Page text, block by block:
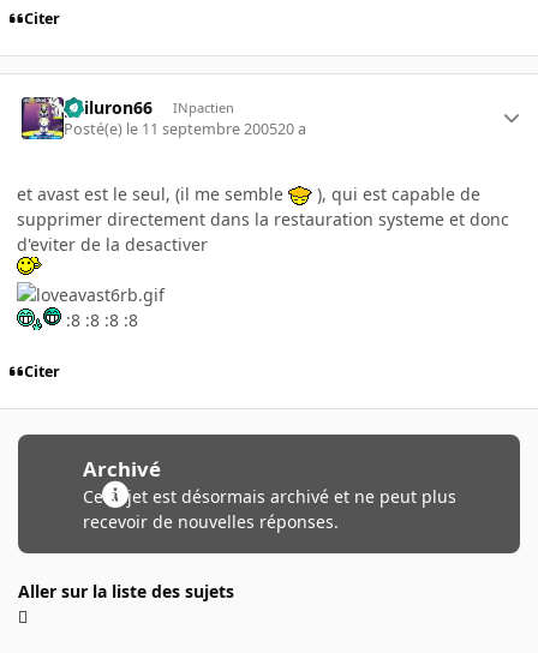
Citer
gailuron66 INpactien
Posté(e) le 11 septembre 200520 a
et avast est le seul, (il me semble
), qui est capable de
supprimer directement dans la restauration systeme et donc
d'eviter de la desactiver
:8 :8 :8 :8
Citer
Archivé
Ce sujet est désormais archivé et ne peut plus
recevoir de nouvelles réponses.
Aller sur la liste des sujets